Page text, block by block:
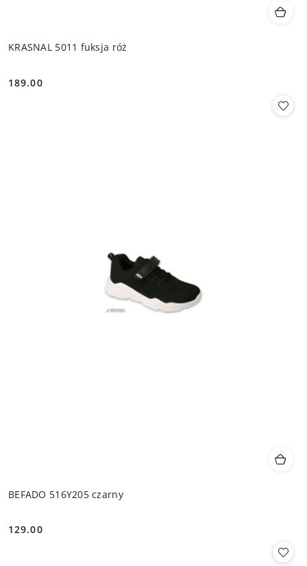
KRASNAL 5011 fuksja róż
Cena:
189.00
BEFADO 516Y205 czarny
Cena:
129.00